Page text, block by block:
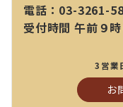
電話：03-3261-
受付時間 午前９
3営業
お